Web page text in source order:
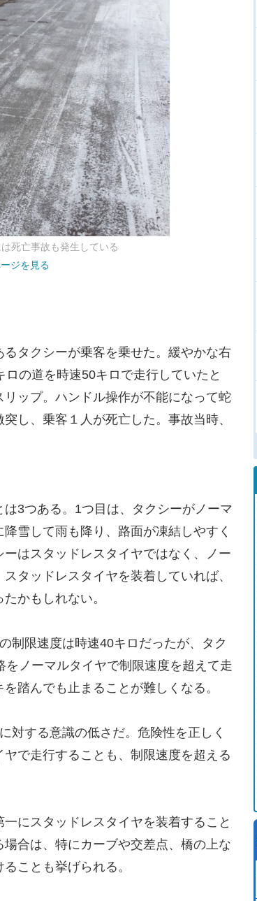
死亡事故も発生している
ジを見る
タクシーが乗客を乗せた。緩やかな右
の道を時速50キロで走行していたと
ップ。ハンドル操作が不能になって蛇
し、乗客１人が死亡した。事故当時、
3つある。1つ目は、タクシーがノーマ
雪して雨も降り、路面が凍結しやすく
はスタッドレスタイヤではなく、ノー
タッドレスタイヤを装着していれば、
かもしれない。
制限速度は時速40キロだったが、タク
ノーマルタイヤで制限速度を超えて走
踏んでも止まることが難しくなる。
する意識の低さだ。危険性を正しく
で走行することも、制限速度を超える
にスタッドレスタイヤを装着すること
合は、特にカーブや交差点、橋の上な
ことも挙げられる。